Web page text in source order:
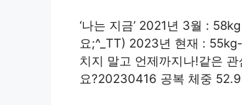
‘나는 지금’ 2021년 3월 :
요;^_TT) 2023년 현재 :
치지 말고 언제까지나!같은
요?20230416 공복 체중